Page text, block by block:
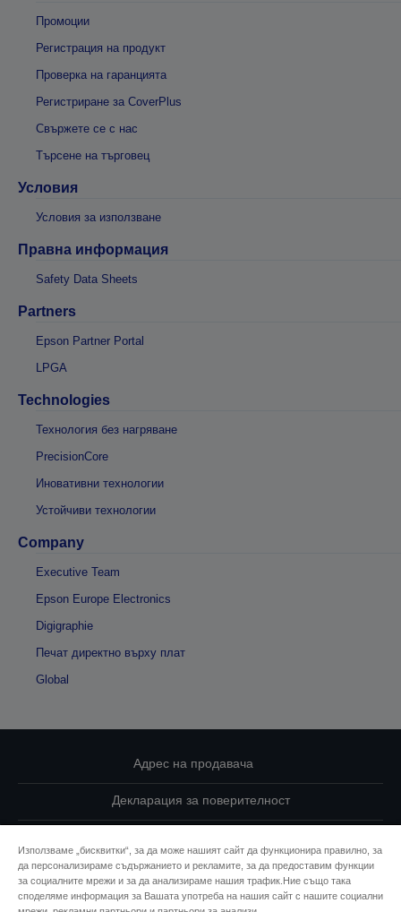
Промоции
Регистрация на продукт
Проверка на гаранцията
Регистриране за CoverPlus
Свържете се с нас
Търсене на търговец
Условия
Условия за използване
Правна информация
Safety Data Sheets
Partners
Epson Partner Portal
LPGA
Technologies
Технология без нагряване
PrecisionCore
Иновативни технологии
Устойчиви технологии
Company
Executive Team
Epson Europe Electronics
Digigraphie
Печат директно върху плат
Global
Адрес на продавача
Декларация за поверителност
Свържете се с нас за Вашите данни
Използваме „бисквитки“, за да може нашият сайт да функционира правилно, за
да персонализираме съдържанието и рекламите, за да предоставим функции
за социалните мрежи и за да анализираме нашия трафик.Ние също така
споделяме информация за Вашата употреба на нашия сайт с нашите социални